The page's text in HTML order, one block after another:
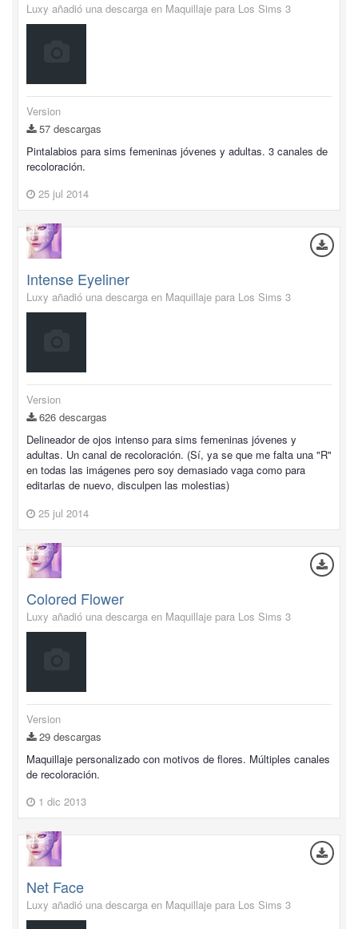
Luxy añadió una descarga en Maquillaje para Los Sims 3
Version
57 descargas
Pintalabios para sims femeninas jóvenes y adultas. 3 canales de
recoloración.
25 jul 2014
Intense Eyeliner
Luxy añadió una descarga en Maquillaje para Los Sims 3
Version
626 descargas
Delineador de ojos intenso para sims femeninas jóvenes y
adultas. Un canal de recoloración. (Sí, ya se que me falta una "R"
en todas las imágenes pero soy demasiado vaga como para
editarlas de nuevo, disculpen las molestias)
25 jul 2014
Colored Flower
Luxy añadió una descarga en Maquillaje para Los Sims 3
Version
29 descargas
Maquillaje personalizado con motivos de flores. Múltiples canales
de recoloración.
1 dic 2013
Net Face
Luxy añadió una descarga en Maquillaje para Los Sims 3